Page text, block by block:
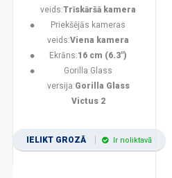
veids:Trīskāršā kamera
Priekšējās kameras
veids:Viena kamera
Ekrāns:16 cm (6.3")
Gorilla Glass
versija:Gorilla Glass
Victus 2
IELIKT GROZĀ Ir noliktavā